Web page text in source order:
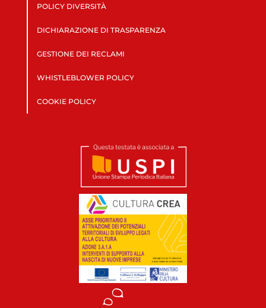
POLICY DIVERSITÀ
DICHIARAZIONE DI TRASPARENZA
GESTIONE DEI RECLAMI
WHISTLEBLOWER POLICY
COOKIE POLICY